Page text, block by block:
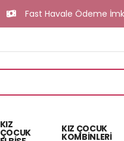
Fast Havale Ödeme İmkanı
KIZ
ÇOCUK KIZ ÇOCUK
KOMBİNLERİ